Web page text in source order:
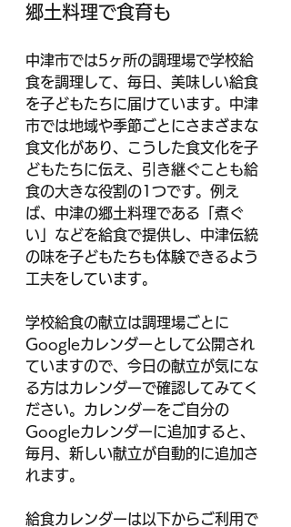
郷土料理で食育も
中津市では5ヶ所の調理場で学校給
食を調理して、毎日、美味しい給食
を子どもたちに届けています。中津
市では地域や季節ごとにさまざまな
食文化があり、こうした食文化を子
どもたちに伝え、引き継ぐことも給
食の大きな役割の1つです。例え
ば、中津の郷土料理である「煮ぐ
い」などを給食で提供し、中津伝統
の味を子どもたちも体験できるよう
工夫をしています。
学校給食の献立は調理場ごとに
Googleカレンダーとして公開され
ていますので、今日の献立が気にな
る方はカレンダーで確認してみてく
ださい。カレンダーをご自分の
Googleカレンダーに追加すると、
毎月、新しい献立が自動的に追加さ
れます。
給食カレンダーは以下からご利用で